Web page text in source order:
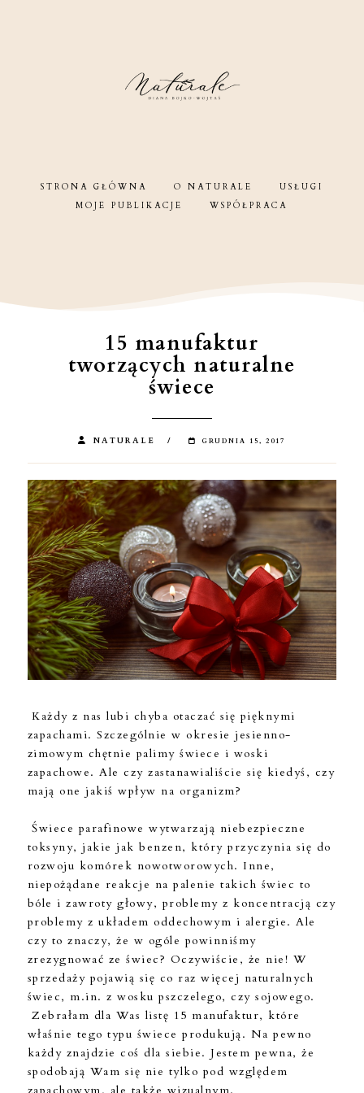
STRONA GŁÓWNA O NATURALE
USŁUGI
MOJE PUBLIKACJE
WSPÓŁPRACA
15 manufaktur
tworzących naturalne
świece
NATURALE GRUDNIA 15, 2017
Każdy z nas lubi chyba otaczać się pięknymi
zapachami. Szczególnie w okresie jesienno-
zimowym chętnie palimy świece i woski
zapachowe. Ale czy zastanawialiście się kiedyś, czy
mają one jakiś wpływ na organizm?
Świece parafinowe wytwarzają niebezpieczne
toksyny, jakie jak benzen, który przyczynia się do
rozwoju komórek nowotworowych. Inne,
niepożądane reakcje na palenie takich świec to
bóle i zawroty głowy, problemy z koncentracją czy
problemy z układem oddechowym i alergie. Ale
czy to znaczy, że w ogóle powinniśmy
zrezygnować ze świec? Oczywiście, że nie! W
sprzedaży pojawią się co raz więcej naturalnych
świec, m.in. z wosku pszczelego, czy sojowego.
Zebrałam dla Was listę 15 manufaktur, które
właśnie tego typu świece produkują. Na pewno
każdy znajdzie coś dla siebie. Jestem pewna, że
spodobają Wam się nie tylko pod względem